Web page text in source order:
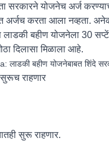
सरकारने योजनेच अर्ज
अर्जच करता आला नव्हता.
बहीण योजनेला 30
दिलासा मिळाला आहे.
बहीण योजनेबाबत शिंदे
सुरूच राहणार
सुरू राहणार.